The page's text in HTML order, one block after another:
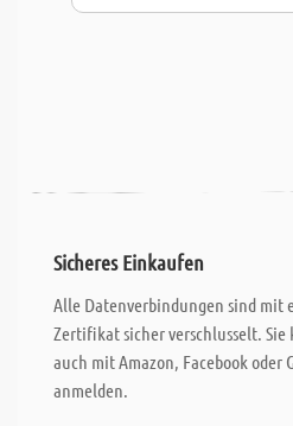
Sicheres Einkaufen
Alle Datenverbindungen sind mit
Zertifikat sicher verschlusselt. Sie
auch mit Amazon, Facebook oder
anmelden.